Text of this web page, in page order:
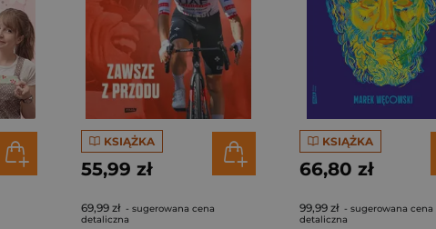
KSIĄŻKA
55,99 zł
69,99 zł - sugerowana cena
detaliczna
KSIĄŻKA
66,80 zł
99,99 zł - sugerowana cena
detaliczna